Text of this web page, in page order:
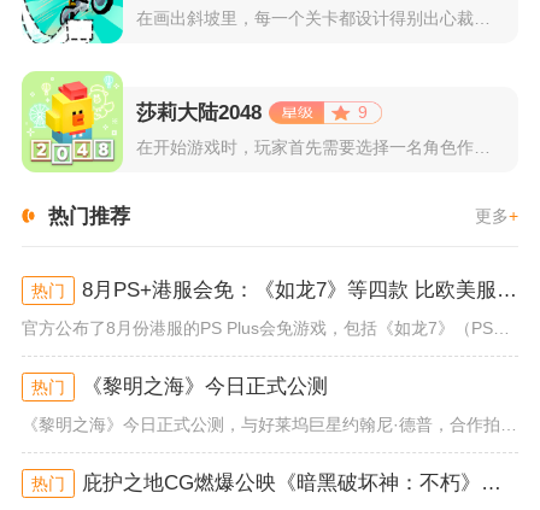
在画出斜坡里，每一个关卡都设计得别出心裁。玩家需要利用手指在...
莎莉大陆2048
9
热门推荐 更多+
热门 8月PS+港服会免：《如龙7》等四款 比欧美服多一款
官方公布了8月份港服的PS Plus会免游戏，包括《如龙7》（PS4/PS5）、《小小梦魇》（PS4）、《托尼霍克职业滑...
热门 《黎明之海》今日正式公测
热门 庇护之地CG燃爆公映《暗黑破坏神：不朽》今日全平台上线